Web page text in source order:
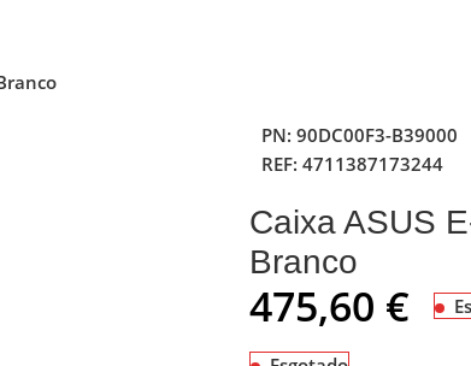
PN: 90DC00F3-B39000
REF: 4711387173244
Caixa ASUS
Branco
475,60 €